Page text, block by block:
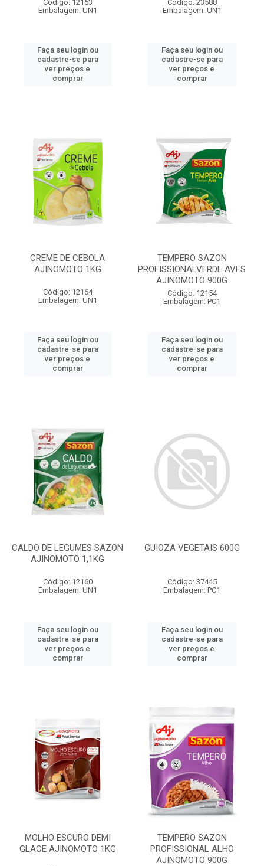
Código: 12163
Embalagem: UN1
Faça seu login ou
cadastre-se para
ver preços e
comprar
Código: 23588
Embalagem: UN1
Faça seu login ou
cadastre-se para
ver preços e
comprar
CREME DE CEBOLA
AJINOMOTO 1KG
Código: 12164
Embalagem: UN1
Faça seu login ou
cadastre-se para
ver preços e
comprar
TEMPERO SAZON
PROFISSIONALVERDE AVES
AJINOMOTO 900G
Código: 12154
Embalagem: PC1
Faça seu login ou
cadastre-se para
ver preços e
comprar
CALDO DE LEGUMES SAZON
AJINOMOTO 1,1KG
Código: 12160
Embalagem: UN1
Faça seu login ou
cadastre-se para
ver preços e
comprar
GUIOZA VEGETAIS 600G
Código: 37445
Embalagem: PC1
Faça seu login ou
cadastre-se para
ver preços e
comprar
MOLHO ESCURO DEMI
GLACE AJINOMOTO 1KG
TEMPERO SAZON
PROFISSIONAL ALHO
AJINOMOTO 900G